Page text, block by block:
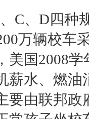
、D四种规
万辆校车
美国2008学
薪水、燃
要由联邦